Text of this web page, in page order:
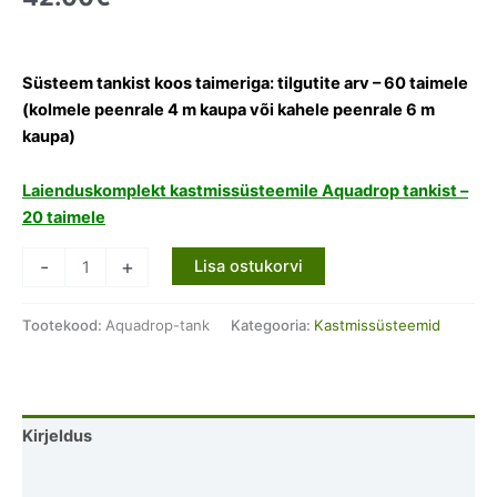
Süsteem tankist koos taimeriga: tilgutite arv – 60 taimele
(kolmele peenrale 4 m kaupa või kahele peenrale 6 m
kaupa)
Laienduskomplekt kastmissüsteemile Aquadrop tankist –
20 taimele
-
Aquadrop
+ Lisa ostukorvi
Tootekood: Aquadrop-tank Kategooria: Kastmissüsteemid
Kirjeldus